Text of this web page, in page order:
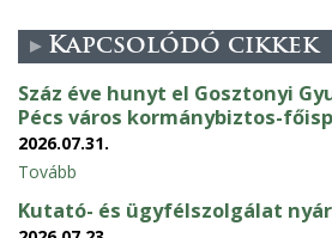
Kapcsolódó cikkek
Száz éve hunyt el Gosztonyi
Pécs város kormánybiztos-
2026.07.31.
Tovább
Kutató- és ügyfélszolgálat